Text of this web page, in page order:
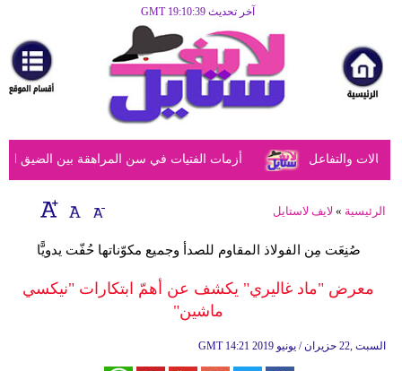
آخر تحديث GMT 19:10:39
مرأة
أزياء
أزياء
إسلامية
ديكور
أزمات الفتيات في سن المراهقة بين الضيق والتفاعل
الرئيسية » لايف لاستايل
صُنِعَت مِن الفولاذ المقاوم للصدأ وجميع مكوّناتها حُفّت يدويًّا
معرض "ماد غاليري" يكشف عن أهمّ ابتكارات "نيكسي
ماشين"
GMT 14:21 2019 السبت ,22 حزيران / يونيو